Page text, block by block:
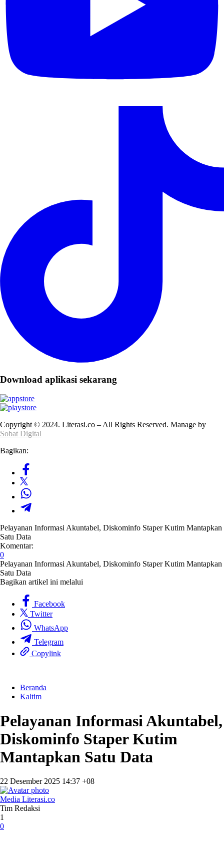
Download aplikasi sekarang
Copyright © 2024. Literasi.co – All Rights Reserved. Manage by
Sobat Digital
Bagikan:
Pelayanan Informasi Akuntabel, Diskominfo Staper Kutim Mantapkan
Satu Data
Komentar:
0
Pelayanan Informasi Akuntabel, Diskominfo Staper Kutim Mantapkan
Satu Data
Bagikan artikel ini melalui
Facebook
Twitter
WhatsApp
Telegram
Copylink
Beranda
Kaltim
Pelayanan Informasi Akuntabel,
Diskominfo Staper Kutim
Mantapkan Satu Data
22 Desember 2025 14:37 +08
Media Literasi.co
Tim Redaksi
1
0